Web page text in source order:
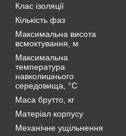
Клас ізоляції
Кількість фаз
Максимальна висота
всмоктування, м
Максимальна
температура
навколишнього
середовища, °C
Маса брутто, кг
Матеріал корпусу
Механічне ущільнення